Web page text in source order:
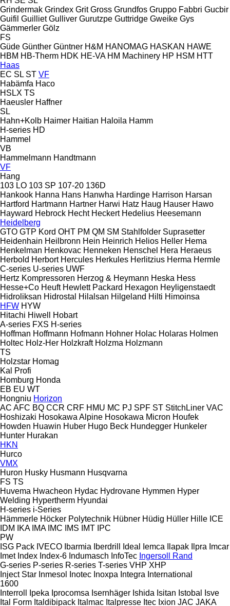
Grindermak Grindex Grit Gross Grundfos Gruppo Fabbri Gucbir
Guifil Guilliet Gulliver Gurutzpe Guttridge Gweike Gys
Gämmerler Gölz
FS
Güde Günther Güntner H&M HANOMAG HASKAN HAWE
HBM HB‑Therm HDK HE-VA HM Machinery HP HSM HTT
Haas
EC SL ST VF
Habämfa Haco
HSLX TS
Haeusler Haffner
SL
Hahn+Kolb Haimer Haitian Haloila Hamm
H-series HD
Hammel
VB
Hammelmann Handtmann
VF
Hang
103 LO 103 SP 107-20 136D
Hankook Hanna Hans Hanwha Hardinge Harrison Harsan
Hartford Hartmann Hartner Harwi Hatz Haug Hauser Hawo
Hayward Hebrock Hecht Heckert Hedelius Heesemann
Heidelberg
GTO GTP Kord OHT PM QM SM Stahlfolder Suprasetter
Heidenhain Heilbronn Hein Heinrich Helios Heller Hema
Henkelman Henkovac Henneken Henschel Hera Heraeus
Herbold Herbort Hercules Herkules Herlitzius Herma Hermle
C-series U-series UWF
Hertz Kompressoren Herzog & Heymann Heska Hess
Hesse+Co Heuft Hewlett Packard Hexagon Heyligenstaedt
Hidroliksan Hidrostal Hilalsan Hilgeland Hilti Himoinsa
HFW HYW
Hitachi Hiwell
Hobart
A-series FXS H-series
Hoffman Hoffmann Hofmann Hohner Holac Holaras Holmen
Holtec Holz-Her Holzkraft Holzma Holzmann
TS
Holzstar Homag
Kal
Profi
Homburg Honda
EB EU WT
Hongniu Horizon
AC AFC BQ CCR CRF HMU MC PJ SPF ST StitchLiner VAC
Hoshizaki Hosokawa Alpine Hosokawa Micron Houfek
Howden Huawin Huber Hugo Beck Hundegger Hunkeler
Hunter Hurakan
HKN
Hurco
VMX
Huron Husky Husmann Husqvarna
FS TS
Huvema Hwacheon Hydac Hydrovane Hymmen Hyper
Welding Hypertherm Hyundai
H-series i-Series
Hämmerle Höcker Polytechnik Hübner Hüdig Hüller Hille ICE
IDM
IKA IMA IMC IMS IMT IPC
PW
ISG Pack IVECO Ibarmia Iberdrill Ideal Iemca Ilapak Ilpra Imcar
Imet Index Index-6 Indumasch InfoTec Ingersoll Rand
G-series P-series R-series T-series VHP XHP
Inject Star Inmesol Inotec Inoxpa Integra International
1600
Interroll
Ipeka Iprocomsa Isernhäger Ishida Isitan Istobal
Isve
Ital Form Italdibipack Italmac Italpresse Itec Ixion JAC JAKA